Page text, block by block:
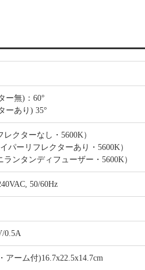
ー無)：60°
ーあり) 35°
レクターなし・5600K）
パーリフレクターあり・5600K）
ランタンディフューザー・5600K）
50/60Hz
0.5A
アーム付)16.7x22.5x14.7cm